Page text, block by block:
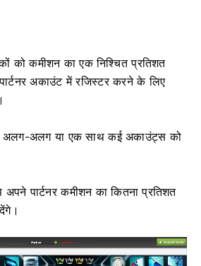
को कमीशन का एक निश्चित प्रतिशत
अकाउंट में रजिस्टर करने के लिए
अलग-अलग या एक साथ कई अकाउंट्स को
पार्टनर कमीशन का कितना प्रतिशत